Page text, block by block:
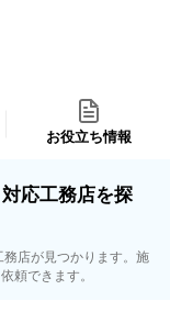
お役立ち情報
応工務店を探
店が見つかります。施
頼できます。